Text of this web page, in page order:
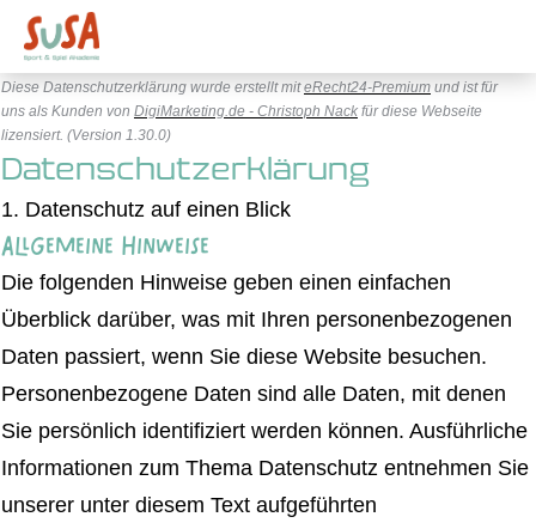
Diese Datenschutzerklärung wurde erstellt miteRecht24-Premium und ist für
uns als Kunden von DigiMarketing.de - Christoph Nack für diese Webseite
lizensiert. (Version 1.30.0)
Datenschutzerklärung
1. Datenschutz auf einen Blick
Allgemeine Hinweise
Die folgenden Hinweise geben einen einfachen
Überblick darüber, was mit Ihren personenbezogenen
Daten passiert, wenn Sie diese Website besuchen.
Personenbezogene Daten sind alle Daten, mit denen
Sie persönlich identifiziert werden können. Ausführliche
Informationen zum Thema Datenschutz entnehmen Sie
unserer unter diesem Text aufgeführten